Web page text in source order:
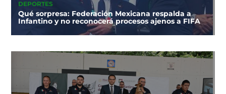
DEPORTES
Qué sorpresa: Federación Mexicana respalda a
Infantino y no reconocerá procesos ajenos a FIFA